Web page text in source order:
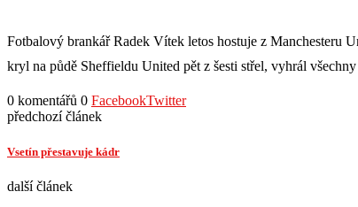
Fotbalový brankář Radek Vítek letos hostuje z Manchesteru
kryl na půdě Sheffieldu United pět z šesti střel, vyhrál
0 komentářů 0 FacebookTwitter
předchozí článek
Vsetín přestavuje kádr
další článek